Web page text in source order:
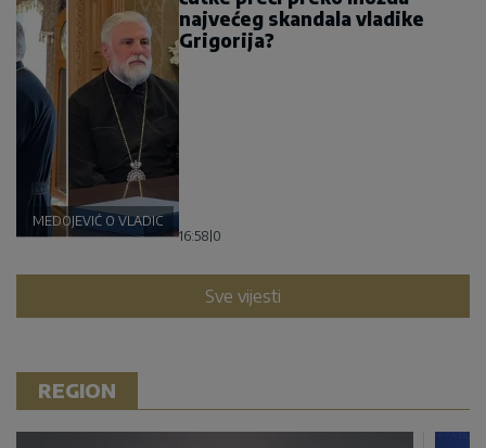
MEDOJEVIĆ O VLADICI GRIGORIJU
najvećeg skandala vladike
Grigorija?
16:58|0
Sve vijesti
REGION